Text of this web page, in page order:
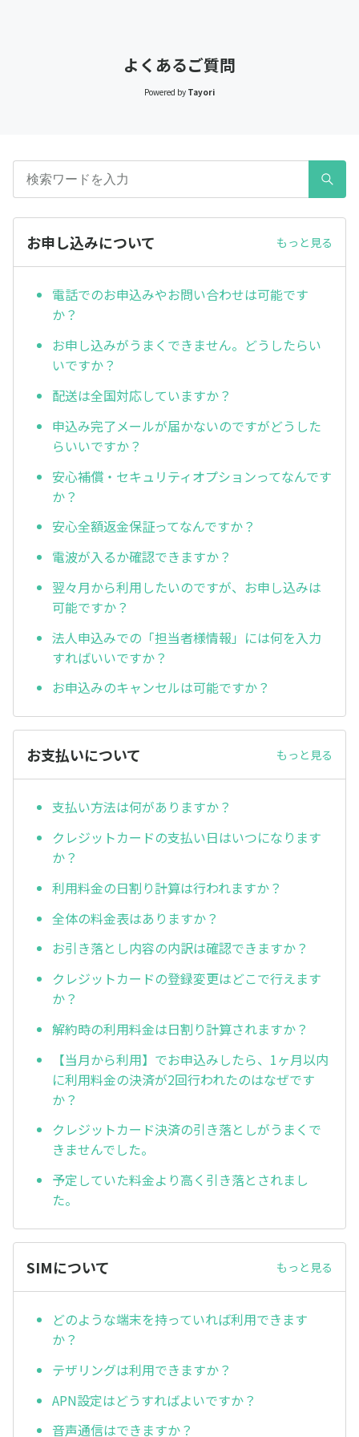
よくあるご質問
Powered by Tayori
お申し込みについて もっと見る
電話でのお申込みやお問い合わせは可能です
か？
お申し込みがうまくできません。どうしたらい
いですか？
配送は全国対応していますか？
申込み完了メールが届かないのですがどうした
らいいですか？
安心補償・セキュリティオプションってなんです
か？
安心全額返金保証ってなんですか？
電波が入るか確認できますか？
翌々月から利用したいのですが、お申し込みは
可能ですか？
法人申込みでの「担当者様情報」には何を入力
すればいいですか？
お申込みのキャンセルは可能ですか？
お支払いについて もっと見る
支払い方法は何がありますか？
クレジットカードの支払い日はいつになります
か？
利用料金の日割り計算は行われますか？
全体の料金表はありますか？
お引き落とし内容の内訳は確認できますか？
クレジットカードの登録変更はどこで行えます
か？
解約時の利用料金は日割り計算されますか？
【当月から利用】でお申込みしたら、1ヶ月以内
に利用料金の決済が2回行われたのはなぜです
か？
クレジットカード決済の引き落としがうまくで
きませんでした。
予定していた料金より高く引き落とされまし
た。
SIMについて もっと見る
どのような端末を持っていれば利用できます
か？
テザリングは利用できますか？
APN設定はどうすればよいですか？
音声通信はできますか？